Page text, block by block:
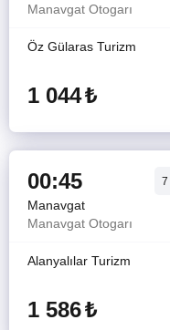
Manavgat Otogarı
Öz Gülaras Turizm
1 044₺
00:45 7
Manavgat
Manavgat Otogarı
Alanyalılar Turizm
1 586₺